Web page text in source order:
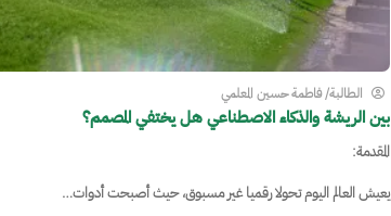
الطالبة/ فاطمة حسين المعلمي
بين الريشة والذكاء الاصطناعي هل يختفي المصمم؟
المقدمة:
يعيش العالم اليوم تحولا رقميا غير مسبوق، حيث أصبحت أدوات…